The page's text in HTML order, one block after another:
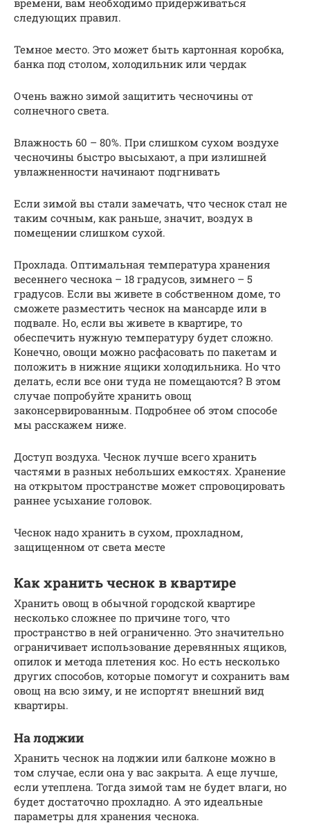
времени, вам необходимо придерживаться
следующих правил.
Темное место. Это может быть картонная коробка,
банка под столом, холодильник или чердак
Очень важно зимой защитить чесночины от
солнечного света.
Влажность 60 – 80%. При слишком сухом воздухе
чесночины быстро высыхают, а при излишней
увлажненности начинают подгнивать
Если зимой вы стали замечать, что чеснок стал не
таким сочным, как раньше, значит, воздух в
помещении слишком сухой.
Прохлада. Оптимальная температура хранения
весеннего чеснока – 18 градусов, зимнего – 5
градусов. Если вы живете в собственном доме, то
сможете разместить чеснок на мансарде или в
подвале. Но, если вы живете в квартире, то
обеспечить нужную температуру будет сложно.
Конечно, овощи можно расфасовать по пакетам и
положить в нижние ящики холодильника. Но что
делать, если все они туда не помещаются? В этом
случае попробуйте хранить овощ
законсервированным. Подробнее об этом способе
мы расскажем ниже.
Доступ воздуха. Чеснок лучше всего хранить
частями в разных небольших емкостях. Хранение
на открытом пространстве может спровоцировать
раннее усыхание головок.
Чеснок надо хранить в сухом, прохладном,
защищенном от света месте
Как хранить чеснок в квартире
Хранить овощ в обычной городской квартире
несколько сложнее по причине того, что
пространство в ней ограниченно. Это значительно
ограничивает использование деревянных ящиков,
опилок и метода плетения кос. Но есть несколько
других способов, которые помогут и сохранить вам
овощ на всю зиму, и не испортят внешний вид
квартиры.
На лоджии
Хранить чеснок на лоджии или балконе можно в
том случае, если она у вас закрыта. А еще лучше,
если утеплена. Тогда зимой там не будет влаги, но
будет достаточно прохладно. А это идеальные
параметры для хранения чеснока.